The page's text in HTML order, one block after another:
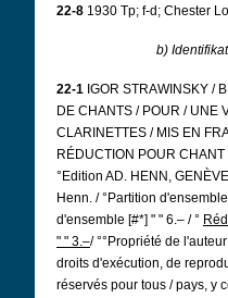
22-8 1930 Tp; f-d; Chester
b)
22-1 IGOR STRAWINSKY /
DE CHANTS / POUR / UNE
CLARINETTES / MIS EN
RÉDUCTION POUR
°Edition AD. HENN,
Henn. / °Partition
d'ensemble [#*] " " 6.– / °
" " 3.–/ °°Propriété de
droits d'exécution, de
réservés pour tous / pays, y